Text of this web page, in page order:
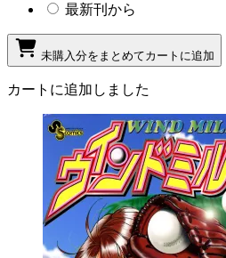
最新刊から
未購入分をまとめてカートに追加
カートに追加しました